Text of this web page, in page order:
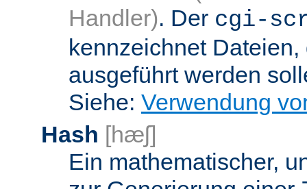
Handler). Der cgi-
kennzeichnet
ausgeführt werden
Siehe: Verwendung
Hash [hæʃ]
Ein mathematischer,